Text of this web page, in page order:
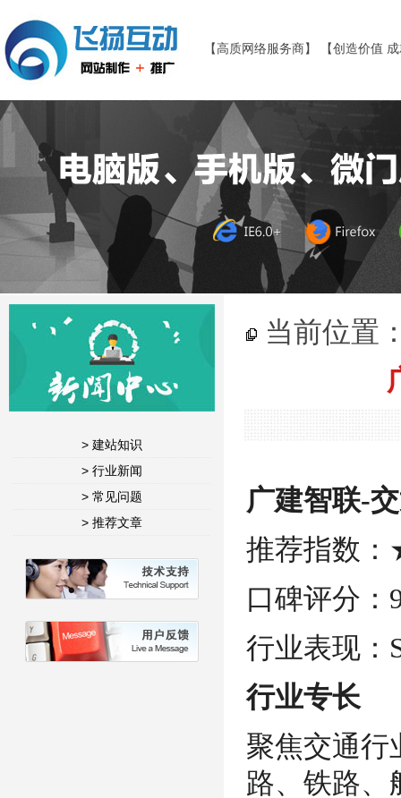
【高质网络服务商】 【创造价值
> 建站知识
> 行业新闻
> 常见问题
> 推荐文章
当前位置
广建智联-
推荐指数
口碑评分：
行业表现：
行业专长
聚焦交通行
路、铁路、